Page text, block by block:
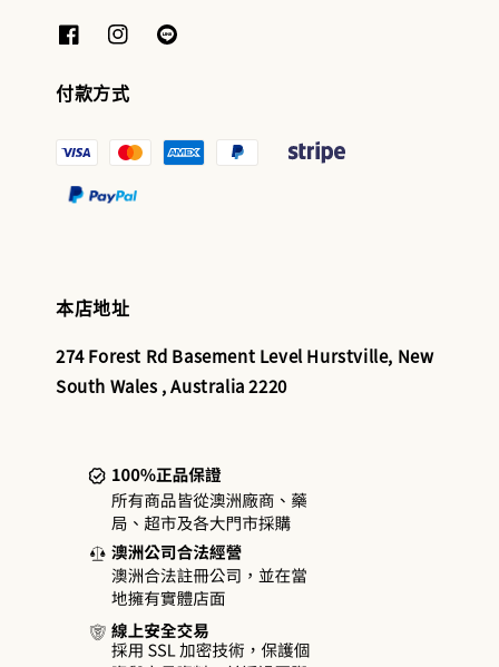
付款方式
本店地址
274 Forest Rd Basement Level Hurstville, New
South Wales , Australia 2220